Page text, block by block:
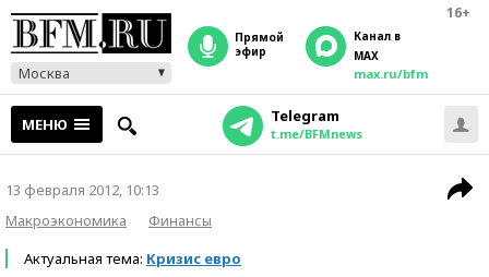
16+
Москва
прямой
эфир
Канал в
MAX
max.ru/bfm
МЕНЮ Telegram
t.me/BFMnews
13 февраля 2012, 10:13
Макроэкономика
Финансы
Актуальная тема: Кризис евро